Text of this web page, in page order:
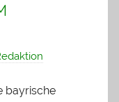
bayrische